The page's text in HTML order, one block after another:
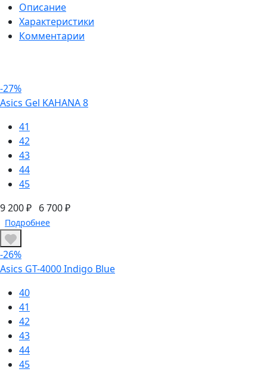
Описание
Характеристики
Комментарии
-27%
Asics Gel KAHANA 8
41
42
43
44
45
9 200 ₽ 6 700 ₽
Подробнее
-26%
Asics GT-4000 Indigo Blue
40
41
42
43
44
45